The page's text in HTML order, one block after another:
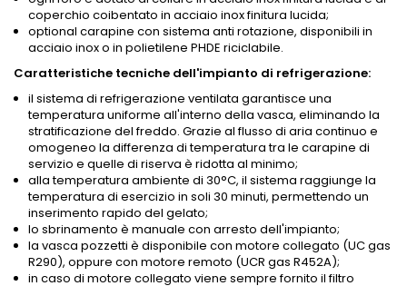
coperchio coibentato in acciaio inox finitura lucida;
optional carapine con sistema anti rotazione, disponibili in
acciaio inox o in polietilene PHDE riciclabile.
Caratteristiche tecniche dell'impianto di refrigerazione:
il sistema di refrigerazione ventilata garantisce una
temperatura uniforme all'interno della vasca, eliminando la
stratificazione del freddo. Grazie al flusso di aria continuo e
omogeneo la differenza di temperatura tra le carapine di
servizio e quelle di riserva è ridotta al minimo;
alla temperatura ambiente di 30°C, il sistema raggiunge la
temperatura di esercizio in soli 30 minuti, permettendo un
inserimento rapido del gelato;
lo sbrinamento è manuale con arresto dell'impianto;
la vasca pozzetti è disponibile con motore collegato (UC gas
R290), oppure con motore remoto (UCR gas R452A);
in caso di motore collegato viene sempre fornito il filtro